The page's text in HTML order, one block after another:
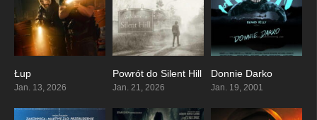
Łup
Jan. 13, 2026
0
Powrót do Silent Hill
Jan. 21, 2026
Donnie Darko
Jan. 19, 2001